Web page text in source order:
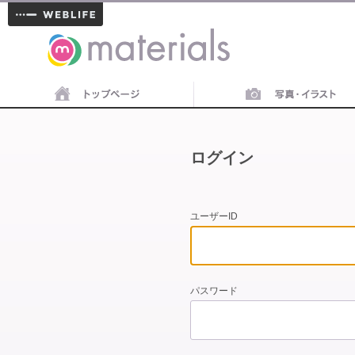
materials
ログイン
ユーザーID
パスワード